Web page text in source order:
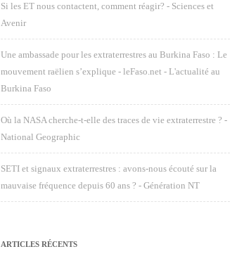
Si les ET nous contactent, comment réagir? - Sciences et
Avenir
Une ambassade pour les extraterrestres au Burkina Faso : Le
mouvement raëlien s’explique - leFaso.net - L'actualité au
Burkina Faso
Où la NASA cherche-t-elle des traces de vie extraterrestre ? -
National Geographic
SETI et signaux extraterrestres : avons-nous écouté sur la
mauvaise fréquence depuis 60 ans ? - Génération NT
ARTICLES RÉCENTS